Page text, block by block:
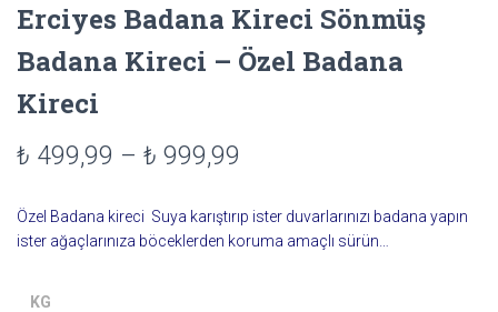
Erciyes Badana Kireci Sönmüş
Badana Kireci – Özel Badana
Kireci
₺ 499,99 – ₺ 999,99
₺ 499,99
Özel Badana kireci Suya karıştırıp ister duvarlarınızı badana yapın
ister ağaçlarınıza böceklerden koruma amaçlı sürün…
KG